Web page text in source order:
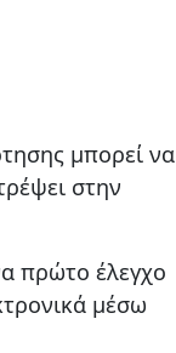
μπορεί να
στην
πρώτο έλεγχο
μέσω